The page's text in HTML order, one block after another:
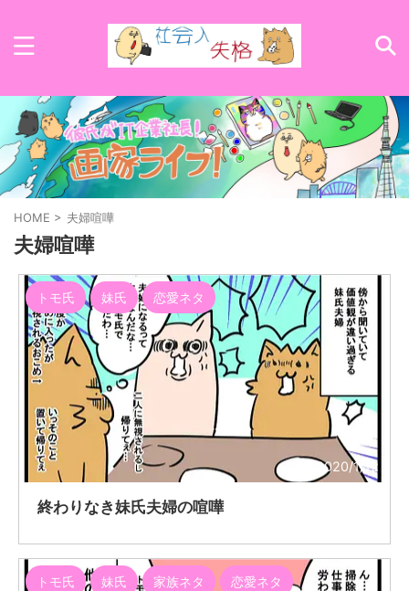
HOME > 夫婦喧嘩
夫婦喧嘩
2020/1/12
トモ氏 妹氏 恋愛ネタ
終わりなき妹氏夫婦の喧嘩
トモ氏 妹氏 家族ネタ 恋愛ネタ